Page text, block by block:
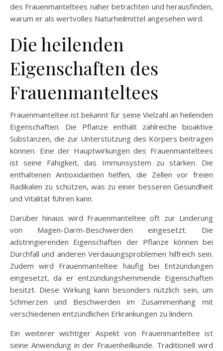
des Frauenmanteltees näher betrachten und herausfinden,
warum er als wertvolles Naturheilmittel angesehen wird.
Die heilenden
Eigenschaften des
Frauenmanteltees
Frauenmanteltee ist bekannt für seine Vielzahl an heilenden
Eigenschaften. Die Pflanze enthält zahlreiche bioaktive
Substanzen, die zur Unterstützung des Körpers beitragen
können. Eine der Hauptwirkungen des Frauenmanteltees
ist seine Fähigkeit, das Immunsystem zu stärken. Die
enthaltenen Antioxidantien helfen, die Zellen vor freien
Radikalen zu schützen, was zu einer besseren Gesundheit
und Vitalität führen kann.
Darüber hinaus wird Frauenmanteltee oft zur Linderung
von Magen-Darm-Beschwerden eingesetzt. Die
adstringierenden Eigenschaften der Pflanze können bei
Durchfall und anderen Verdauungsproblemen hilfreich sein.
Zudem wird Frauenmanteltee häufig bei Entzündungen
eingesetzt, da er entzündungshemmende Eigenschaften
besitzt. Diese Wirkung kann besonders nützlich sein, um
Schmerzen und Beschwerden im Zusammenhang mit
verschiedenen entzündlichen Erkrankungen zu lindern.
Ein weiterer wichtiger Aspekt von Frauenmanteltee ist
seine Anwendung in der Frauenheilkunde. Traditionell wird